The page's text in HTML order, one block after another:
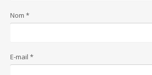
Nom *
E-mail *